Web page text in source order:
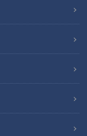
に再編集してお
ー・大竹敏之さん
テレビ 毎週火